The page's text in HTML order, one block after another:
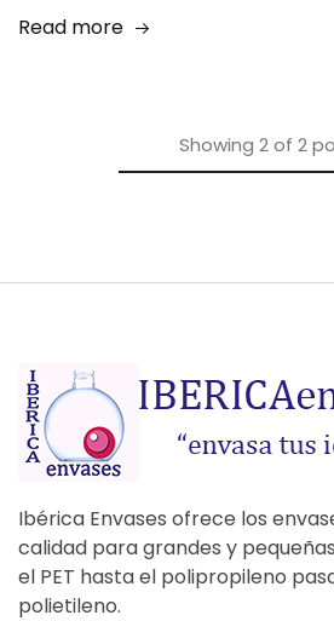
Read more
Showing 2of 2
Ibérica Envases ofrece los
calidad para grandes y
el PET hasta el polipropileno
polietileno.